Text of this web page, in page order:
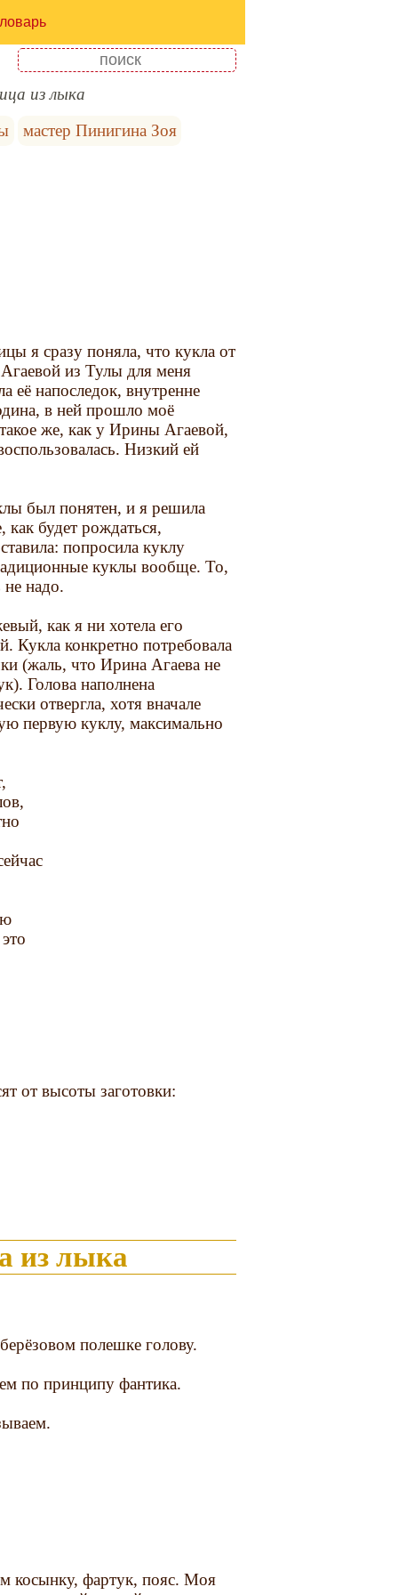
из лыка
мастер Пинигина Зоя
я сразу поняла, что кукла от
из Тулы для меня
её напоследок, внутренне
в ней прошло моё
же, как у Ирины Агаевой,
Низкий ей
был понятен, и я решила
как будет рождаться,
попросила куклу
куклы вообще. То,
надо.
как я ни хотела его
Кукла конкретно потребовала
(жаль, что Ирина Агаева не
Голова наполнена
отвергла, хотя вначале
первую куклу, максимально
от высоты заготовки:
из лыка
полешке голову.
по принципу фантика.
косынку, фартук, пояс. Моя